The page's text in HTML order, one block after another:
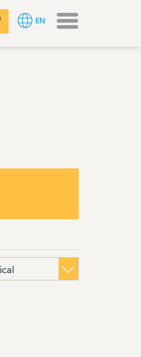
EN Menu